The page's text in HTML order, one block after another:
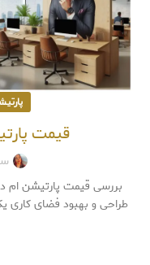
قیمت
طراحی و بهبود فضای کاری